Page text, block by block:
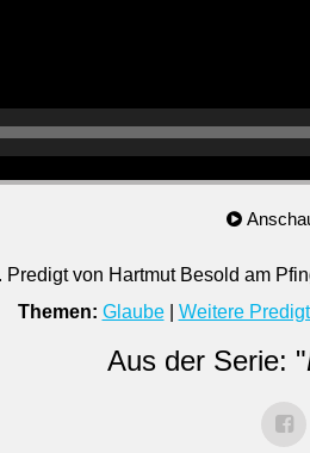
Predigt von Hartmut Besold am
Themen: Glaube| Weitere
Aus der Serie: "